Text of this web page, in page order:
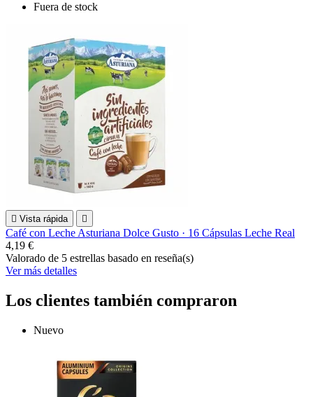
Fuera de stock
 Vista rápida 
Café con Leche Asturiana Dolce Gusto · 16 Cápsulas Leche Real
4,19 €
Valorado de 5 estrellas basado en reseña(s)
Ver más detalles
Los clientes también compraron
Nuevo